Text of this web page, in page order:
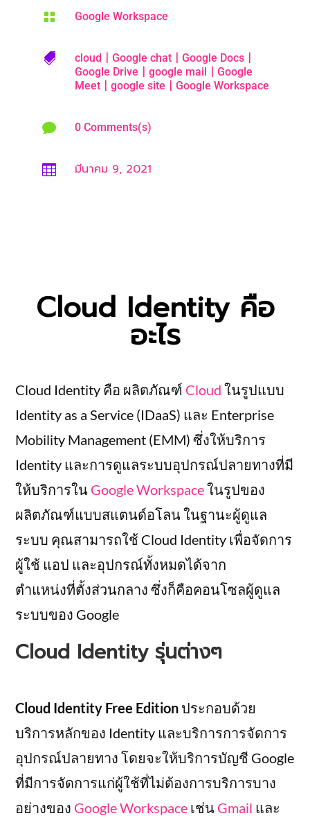
 Google Workspace
 cloud | Google chat| Google Docs|
Google Drive | google mail | Google
Meet| google site | Google Workspace
 0 Comments(s)
 มีนาคม 9, 2021
Cloud Identity คือ
อะไร
Cloud Identity คือ ผลิตภัณฑ์ Cloud ในรูปแบบ
Identity as a Service (IDaaS) และ Enterprise
Mobility Management (EMM) ซึ่งให้บริการ
Identity และการดูแลระบบอุปกรณ์ปลายทางที่มี
ให้บริการใน Google Workspaceในรูปของ
ผลิตภัณฑ์แบบสแตนด์อโลน ในฐานะผู้ดูแล
ระบบ คุณสามารถใช้ Cloud Identity เพื่อจัดการ
ผู้ใช้ แอป และอุปกรณ์ทั้งหมดได้จาก
ตำแหน่งที่ตั้งส่วนกลาง ซึ่งก็คือคอนโซลผู้ดูแล
ระบบของ Google
Cloud Identity รุ่นต่างๆ
Cloud Identity Free Edition ประกอบด้วย
บริการหลักของ Identity และบริการการจัดการ
อุปกรณ์ปลายทาง โดยจะให้บริการบัญชี Google
ที่มีการจัดการแก่ผู้ใช้ที่ไม่ต้องการบริการบาง
อย่างของ Google Workspace เช่น Gmail และ